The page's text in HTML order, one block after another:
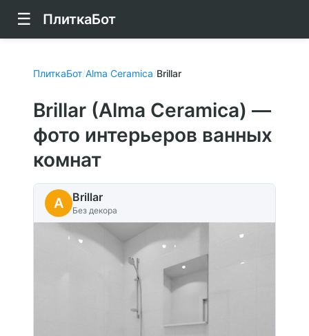
☰ ПлиткаБот
ПлиткаБот/Alma Ceramica/Brillar
Brillar (Alma Ceramica) —
фото интерьеров ванных
комнат
A Brillar
Без декора